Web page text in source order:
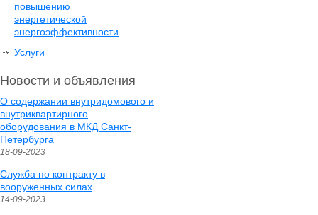
повышению
энергетической
энергоэффективности
Услуги
Новости и объявления
О содержании внутридомового и
внутриквартирного
оборудования в МКД Санкт-
Петербурга
18-09-2023
Служба по контракту в
вооруженных силах
14-09-2023